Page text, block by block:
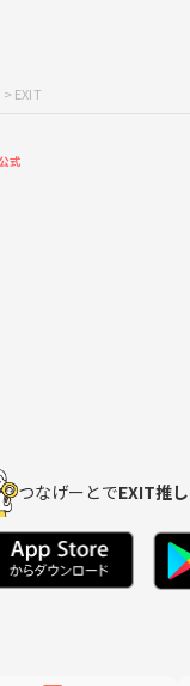
> EXIT
つなげーとでEXIT推し